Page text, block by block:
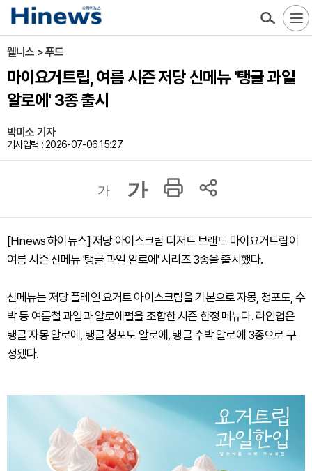
웰니스 > 푸드
마이요거트립, 여름 시즌 저당 신메뉴 '탱글 과일
알로에' 3종 출시
박미소 기자
기사입력 : 2026-07-06 15:27
가 가
[Hinews 하이뉴스] 저당 아이스크림 디저트 브랜드 마이요거트립이
여름 시즌 신메뉴 '탱글 과일 알로에' 시리즈 3종을 출시했다.
신메뉴는 저당 플레인 요거트 아이스크림을 기본으로 자몽, 청포도, 수
박 등 여름철 과일과 알로에펄을 조합한 시즌 한정 메뉴다. 라인업은
탱글 자몽 알로에, 탱글 청포도 알로에, 탱글 수박 알로에 3종으로 구
성됐다.